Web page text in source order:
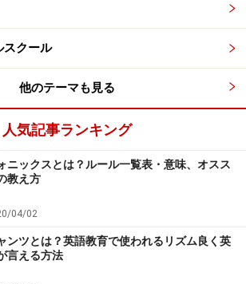
スクール
他のテーマも見る
人気記事ランキング
ニックスとは？ルール一覧表・意味、オスス
教え方
04/02
ンツとは？英語教育で使われるリズム良く英
言える方法